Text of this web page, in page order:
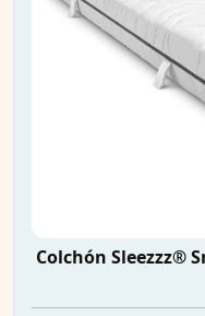
Colchón Sleezzz®